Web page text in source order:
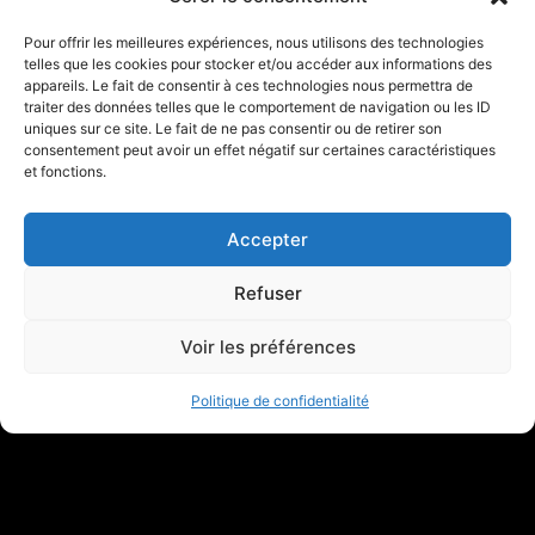
Pour offrir les meilleures expériences, nous utilisons des technologies
telles que les cookies pour stocker et/ou accéder aux informations des
appareils. Le fait de consentir à ces technologies nous permettra de
traiter des données telles que le comportement de navigation ou les ID
uniques sur ce site. Le fait de ne pas consentir ou de retirer son
consentement peut avoir un effet négatif sur certaines caractéristiques
et fonctions.
Accepter
Refuser
Voir les préférences
Politique de confidentialité